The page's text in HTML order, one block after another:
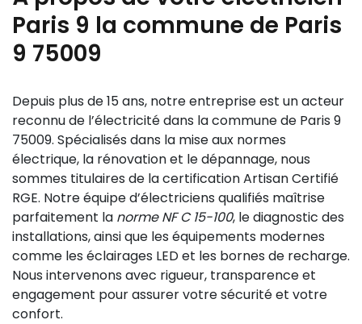
Paris 9 la commune de Paris
9 75009
Depuis plus de 15 ans, notre entreprise est un acteur
reconnu de l’électricité dans la commune de Paris 9
75009. Spécialisés dans la mise aux normes
électrique, la rénovation et le dépannage, nous
sommes titulaires de la certification Artisan Certifié
RGE. Notre équipe d’électriciens qualifiés maîtrise
parfaitement la norme NF C 15-100, le diagnostic des
installations, ainsi que les équipements modernes
comme les éclairages LED et les bornes de recharge.
Nous intervenons avec rigueur, transparence et
engagement pour assurer votre sécurité et votre
confort.